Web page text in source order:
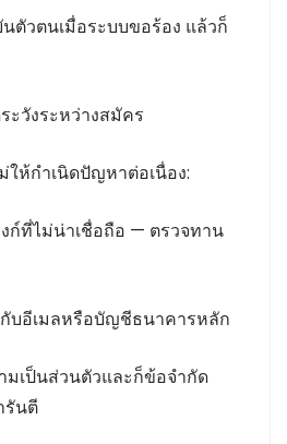
ตัวตนเมื่อระบบขอร้อง แล้วก็
ะวังระหว่างสมัคร
ให้กำเนิดปัญหาต่อเนื่อง:
ก์ที่ไม่น่าเชื่อถือ — ตรวจทาน
บอีเมลหรือบัญชีธนาคารหลัก
เป็นส่วนตัวและก็ข้อจำกัด
รันตี